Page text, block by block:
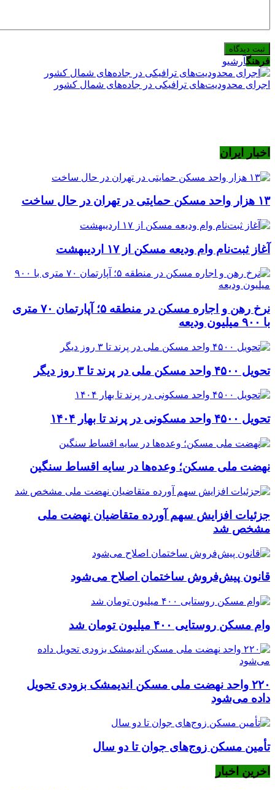
فرهنگآرشیو
اجرای محدودیت‌های ترافیکی در جاده‌های شمال کشور
اخبار ایران
۱۳ هزار واحد مسکن حمایتی در تهران در حال ساخت
آغاز ثبت‌نام وام ودیعه مسکن از ۱۷ اردیبهشت
نرخ‌ رهن و اجاره مسکن در منطقه ۵؛ آپارتمان ۷۰ متری
با ۹۰۰ میلیون ودیعه
تحویل ۴۵۰۰ واحد مسکن ملی در پرند تا ۳ روز دیگر
تحویل ۴۵۰۰ واحد مسکونی در پرند تا بهار ۱۴۰۴
نهضت ملی مسکن؛ وعده‌ها در سایه اقساط سنگین
جزئیات افزایش سهم آورده متقاضیان نهضت ملی
مشخص شد
قانون پیش‌فروش ساختمان اصلاح می‌شود
وام مسکن روستایی ۴۰۰ میلیون تومان شد
۲۲۰ واحد نهضت ملی مسکن اندیمشک بزودی تحویل
داده می‌شود
تأمین مسکن زوج‌های جوان تا دو سال
اخرین اخبار